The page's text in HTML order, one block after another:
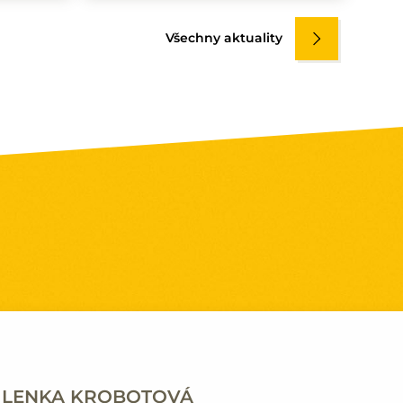
Všechny aktuality
LENKA KROBOTOVÁ